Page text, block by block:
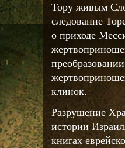
Тору живым
следование
о приходе
клинок.
Разрушение
истории
книгах